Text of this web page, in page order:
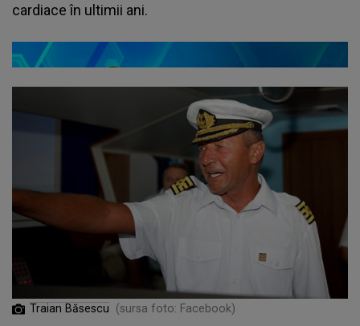
cardiace în ultimii ani.
Traian Băsescu (sursa foto: Facebook)